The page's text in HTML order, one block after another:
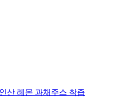
산 레몬 과채주스 착즙